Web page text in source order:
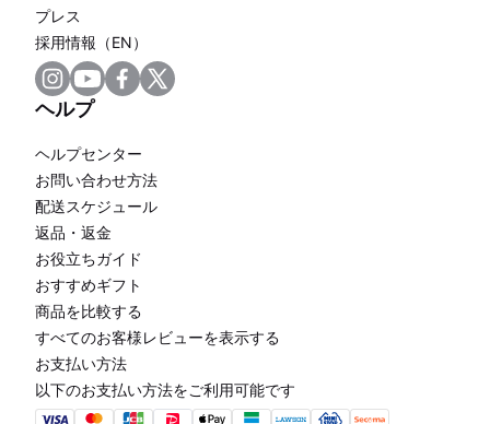
プレス
採用情報（EN）
ヘルプ
ヘルプセンター
お問い合わせ方法
配送スケジュール
返品・返金
お役立ちガイド
おすすめギフト
商品を比較する
すべてのお客様レビューを表示する
お支払い方法
以下のお支払い方法をご利用可能です